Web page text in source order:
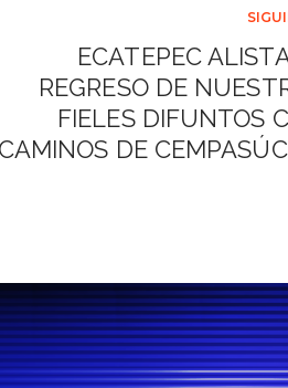
ECATEPEC
REGRESO DE
FIELES DIFUNTOS
CAMINOS DE